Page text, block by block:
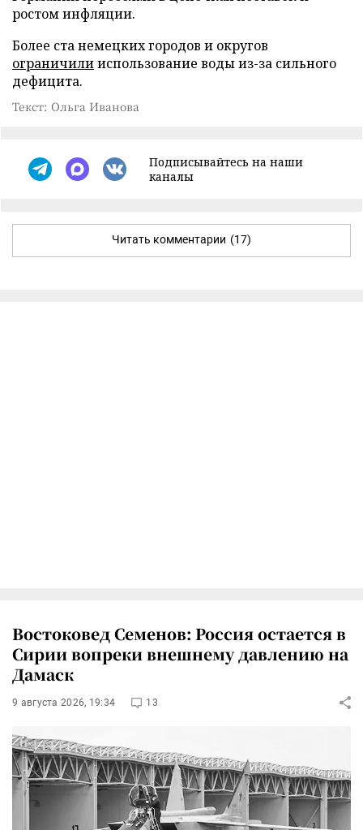
ростом инфляции.
Более ста немецких городов и округов
ограничилииспользование воды из-за сильного
дефицита.
Текст: Ольга Иванова
Подписывайтесь на наши
каналы
Читать комментарии (17)
Востоковед Семенов: Россия остается в
Сирии вопреки внешнему давлению на
Дамаск
9 августа 2026, 19:34 13